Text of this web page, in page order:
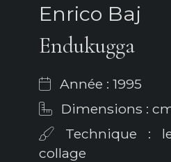
Enrico Baj
Endukugga
Année : 1995
Dimensions :
Technique :
collage